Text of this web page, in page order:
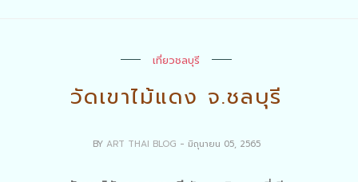
เที่ยวชลบุรี
วัดเขาไม้แดง จ.ชลบุรี
BY ART THAI BLOG - มิถุนายน 05, 2565